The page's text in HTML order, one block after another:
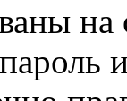
на